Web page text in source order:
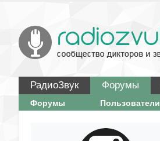
РадиоЗвук Форумы
Форумы Пользователи